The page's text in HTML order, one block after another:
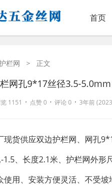
首页
栏网 > 正文
网孔9*17丝径3.5-5.0mm
1151 · 点赞 0 · 评论 0 · 3年前
现货供应双边护栏网、网孔
1.5、长度2.1米、护栏网外
使用、安装方便灵活、不受